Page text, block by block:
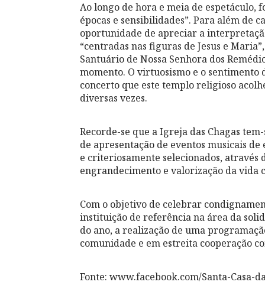
Ao longo de hora e meia de espetáculo,
épocas e sensibilidades”. Para além de
oportunidade de apreciar a
“centradas nas figuras de Jesus e
Santuário de Nossa Senhora dos
momento. O virtuosismo e o sentimento
concerto que este templo religioso
diversas vezes.
Recorde-se que a Igreja das Chagas
de apresentação de eventos musicais
e criteriosamente selecionados,
engrandecimento e valorização da vida
Com o objetivo de celebrar
instituição de referência na área da
do ano, a realização de uma
comunidade e em estreita cooperação
Fonte: www.facebook.com/Santa-Casa-